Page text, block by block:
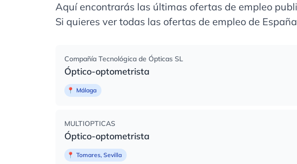
Aquí encontrarás las últimas ofertas de empleo
Si quieres ver todas las ofertas de empleo de
Compañía Tecnológica de Ópticas SL
Óptico-optometrista
📍 Málaga
MULTIOPTICAS
Óptico-optometrista
📍 Tomares, Sevilla